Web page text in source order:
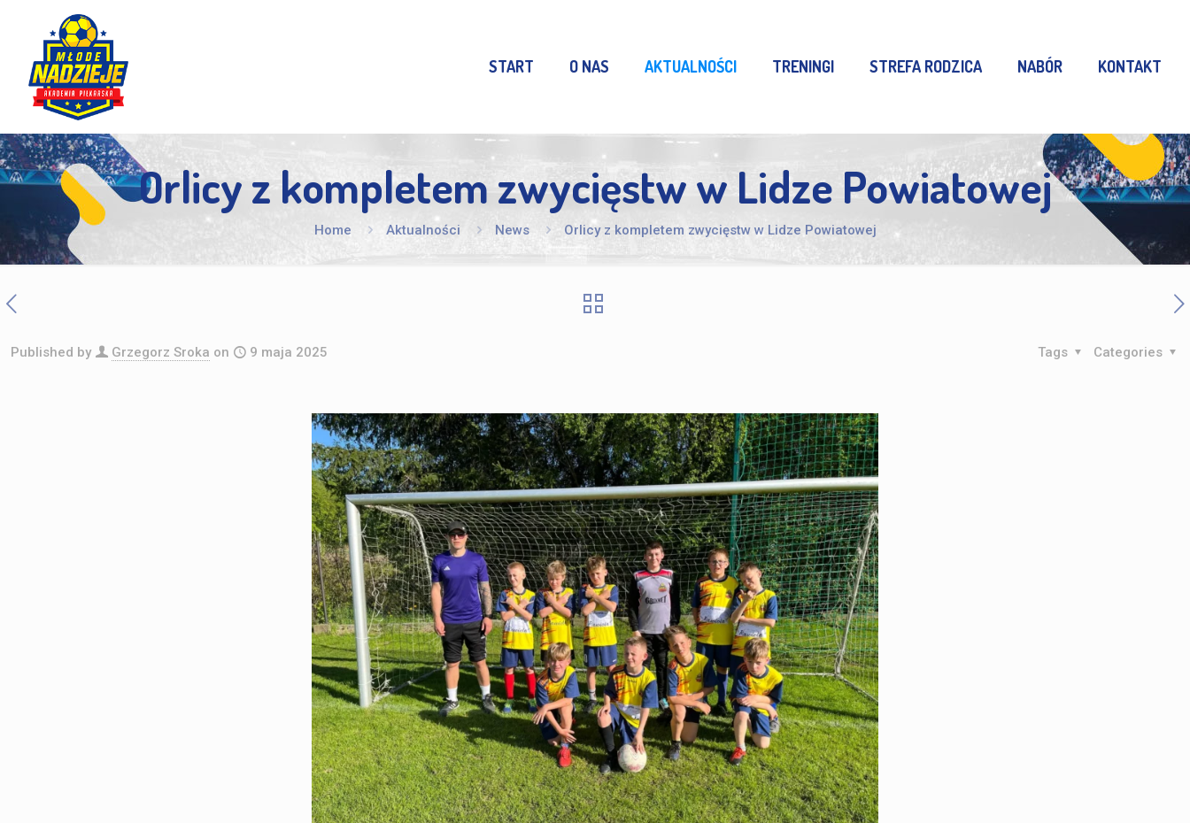
START O NAS AKTUALNOŚCI TRENINGI STREFA RODZICA NABÓR KONTAKT
Orlicy z kompletem zwycięstw w Lidze Powiatowej
Home Aktualności News Orlicy z kompletem zwycięstw w Lidze Powiatowej
Published by Grzegorz Sroka on 9 maja 2025 Categories
Tags